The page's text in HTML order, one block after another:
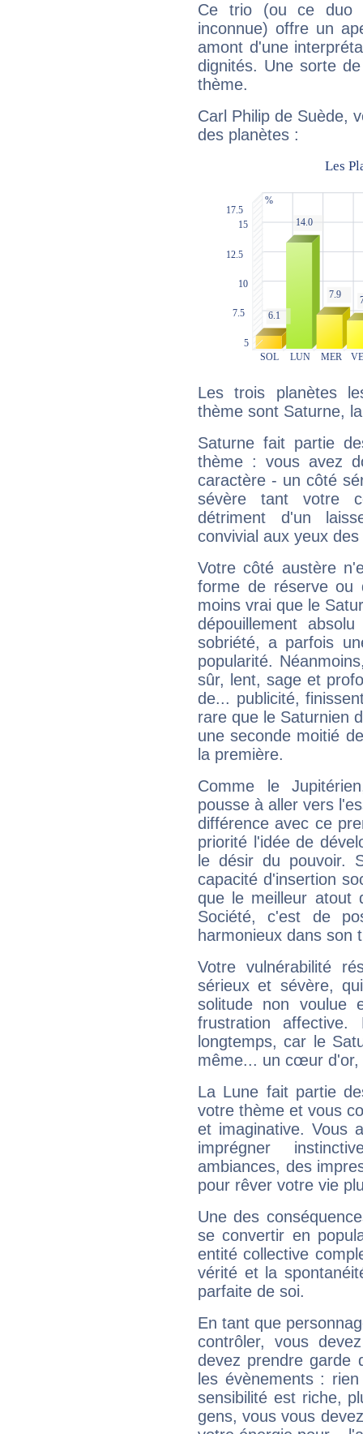
Ce trio (ou ce duo
inconnue) offre un
amont d'une
dignités. Une sorte
thème.
Carl Philip de Suède,
des planètes :
Les trois planètes
thème sont Saturne,
Saturne fait partie
thème : vous avez
caractère - un côté
sévère tant votre
détriment d'un
convivial aux yeux
Votre côté austère
forme de réserve
moins vrai que le
dépouillement
sobriété, a parfois
popularité.
sûr, lent, sage et
de... publicité,
rare que le Saturnien
une seconde moitié
la première.
Comme le
pousse à aller vers
différence avec ce
priorité l'idée de
le désir du pouvoir.
capacité d'insertion
que le meilleur atout
Société, c'est de
harmonieux dans son
Votre vulnérabilité
sérieux et sévère,
solitude non voulue
frustration
longtemps, car le
même... un cœur d'or,
La Lune fait partie
votre thème et vous
et imaginative. Vous
imprégner
ambiances, des
pour rêver votre vie
Une des
se convertir en
entité collective
vérité et la
parfaite de soi.
En tant que
contrôler, vous
devez prendre garde
les évènements :
sensibilité est riche,
gens, vous vous